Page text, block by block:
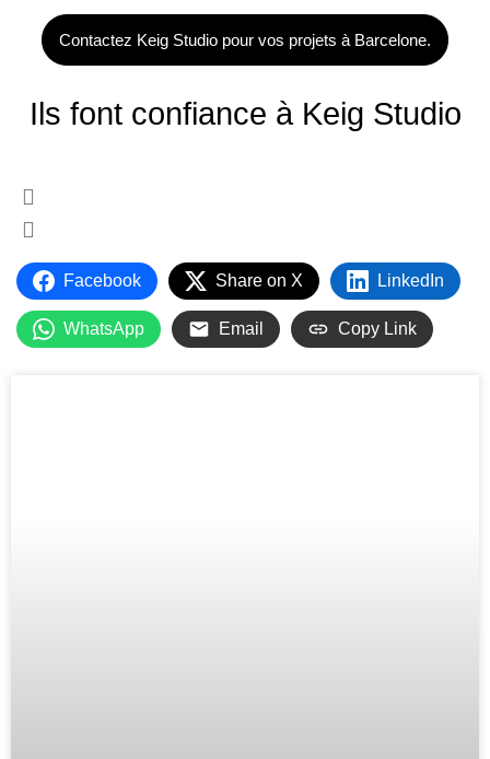
Contactez Keig Studio pour vos projets à Barcelone.
Ils font confiance à Keig Studio
Facebook Share on X LinkedIn
WhatsApp Email Copy Link